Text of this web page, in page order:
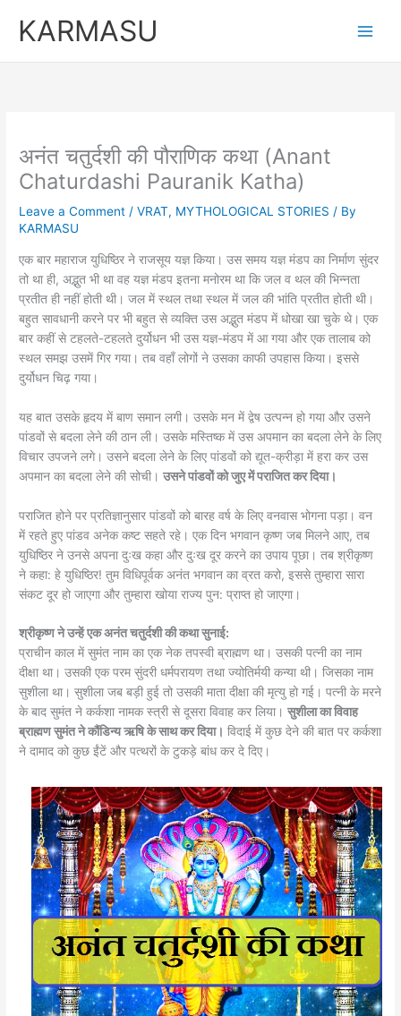
KARMASU
अनंत चतुर्दशी की पौराणिक कथा (Anant
Chaturdashi Pauranik Katha)
Leave a Comment /VRAT, MYTHOLOGICAL STORIES / By
KARMASU
एक बार महाराज युधिष्ठिर ने राजसूय यज्ञ किया। उस समय यज्ञ मंडप का निर्माण सुंदर
तो था ही, अद्भुत भी था वह यज्ञ मंडप इतना मनोरम था कि जल व थल की भिन्नता
प्रतीत ही नहीं होती थी। जल में स्थल तथा स्थल में जल की भांति प्रतीत होती थी।
बहुत सावधानी करने पर भी बहुत से व्यक्ति उस अद्भुत मंडप में धोखा खा चुके थे। एक
बार कहीं से टहलते-टहलते दुर्योधन भी उस यज्ञ-मंडप में आ गया और एक तालाब को
स्थल समझ उसमें गिर गया। तब वहाँ लोगों ने उसका काफी उपहास किया। इससे
दुर्योधन चिढ़ गया।
यह बात उसके हृदय में बाण समान लगी। उसके मन में द्वेष उत्पन्न हो गया और उसने
पांडवों से बदला लेने की ठान ली। उसके मस्तिष्क में उस अपमान का बदला लेने के लिए
विचार उपजने लगे। उसने बदला लेने के लिए पांडवों को द्यूत-क्रीड़ा में हरा कर उस
अपमान का बदला लेने की सोची।उसने पांडवों को जुए में पराजित कर दिया।
पराजित होने पर प्रतिज्ञानुसार पांडवों को बारह वर्ष के लिए वनवास भोगना पड़ा। वन
में रहते हुए पांडव अनेक कष्ट सहते रहे। एक दिन भगवान कृष्ण जब मिलने आए, तब
युधिष्ठिर ने उनसे अपना दुःख कहा और दुःख दूर करने का उपाय पूछा। तब श्रीकृष्ण
ने कहा: हे युधिष्ठिर! तुम विधिपूर्वक अनंत भगवान का व्रत करो, इससे तुम्हारा सारा
संकट दूर हो जाएगा और तुम्हारा खोया राज्य पुन: प्राप्त हो जाएगा।
श्रीकृष्ण ने उन्हें एक अनंत चतुर्दशी की कथा सुनाई:
प्राचीन काल में सुमंत नाम का एक नेक तपस्वी ब्राह्मण था। उसकी पत्नी का नाम
दीक्षा था। उसकी एक परम सुंदरी धर्मपरायण तथा ज्योतिर्मयी कन्या थी। जिसका नाम
सुशीला था। सुशीला जब बड़ी हुई तो उसकी माता दीक्षा की मृत्यु हो गई। पत्नी के मरने
के बाद सुमंत ने कर्कशा नामक स्त्री से दूसरा विवाह कर लिया।सुशीला का विवाह
ब्राह्मण सुमंत ने कौंडिन्य ऋषि के साथ कर दिया। विदाई में कुछ देने की बात पर कर्कशा
ने दामाद को कुछ ईंटें और पत्थरों के टुकड़े बांध कर दे दिए।